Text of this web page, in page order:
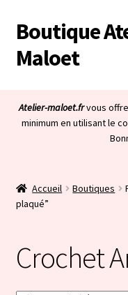
Aller
à
la
Aller
au
contenu
Boutique
Maloet
Boutique
À propos & CGV
Bienvenue dans la
Atelier-maloet.frvous offre
minimum en utilisant le
Accueil Boutiques
plaqué”
Crochet